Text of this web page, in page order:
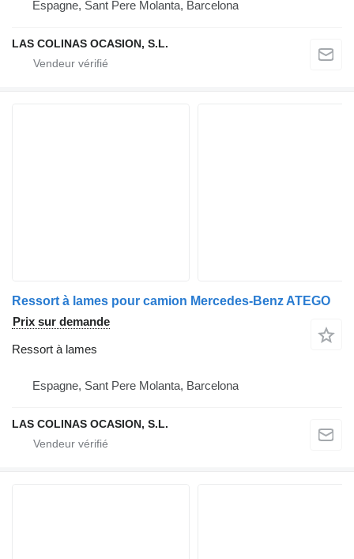
Espagne, Sant Pere Molanta, Barcelona
LAS COLINAS OCASION, S.L.
Ressort à lames pour camion Mercedes-Benz ATEGO
Prix sur demande
Ressort à lames
Espagne, Sant Pere Molanta, Barcelona
LAS COLINAS OCASION, S.L.